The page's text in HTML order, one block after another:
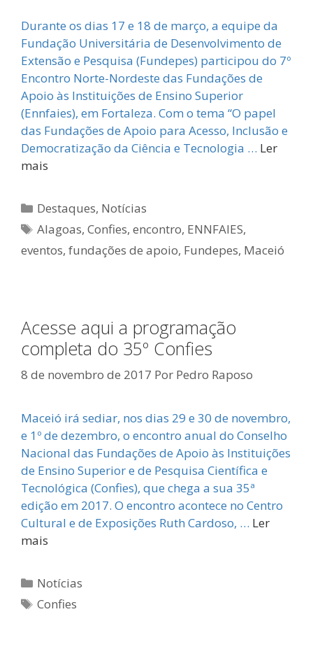
Durante os dias 17 e 18 de março, a equipe da
Fundação Universitária de Desenvolvimento de
Extensão e Pesquisa (Fundepes) participou do 7º
Encontro Norte-Nordeste das Fundações de
Apoio às Instituições de Ensino Superior
(Ennfaies), em Fortaleza. Com o tema “O papel
das Fundações de Apoio para Acesso, Inclusão e
Democratização da Ciência e Tecnologia … Ler
mais
Categorias
Destaques, Notícias
Tags
Alagoas,Confies,encontro, ENNFAIES,
eventos, fundações de apoio, Fundepes, Maceió
Acesse aqui a programação
completa do 35º Confies
8 de novembro de 2017 Por Pedro Raposo
Maceió irá sediar, nos dias 29 e 30 de novembro,
e 1º de dezembro, o encontro anual do Conselho
Nacional das Fundações de Apoio às Instituições
de Ensino Superior e de Pesquisa Científica e
Tecnológica (Confies), que chega a sua 35ª
edição em 2017. O encontro acontece no Centro
Cultural e de Exposições Ruth Cardoso, … Ler
mais
Categorias
Notícias
Tags
Confies